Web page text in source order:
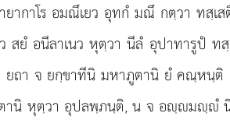
ยากาโร อมณึเยว อุทกํ มณึ กตฺวา ทสฺ
สยํ อนีลาเนว หุตฺวา นีลํ อุปาทารูปํ
ถา จ ยกฺขาทีนิ มหาภูตานิ ยํ คณฺหนฺ
นิ หุตฺวา อุปลพฺภนฺติ, น จ อฺมฺํ